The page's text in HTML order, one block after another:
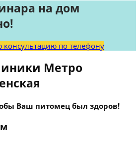
на дом
консультацию по телефону
Метро
Ваш питомец был здоров!